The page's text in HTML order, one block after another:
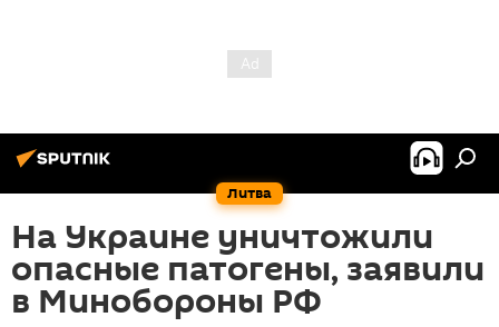
Литва
На Украине уничтожили
опасные патогены, заявили
в Минобороны РФ